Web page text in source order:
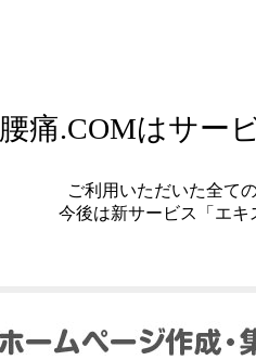
腰痛.COMはサー
ご利用いただいた全て
今後は新サービス「エ